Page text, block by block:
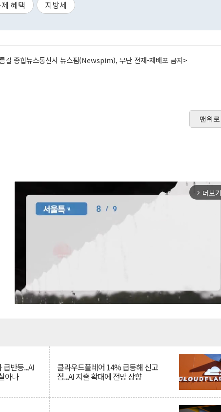
혜택 지방세
길 종합뉴스통신사 뉴스핌(Newspim), 무단 전재-재배포 금지>
맨위로
arrow_forward_ios 더보기
급반등...AI
아나
클라우드플레어 14% 급등해 신고
점...AI 지출 확대에 전망 상향